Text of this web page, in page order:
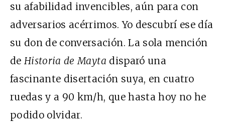
su afabilidad invencibles, aún para con
adversarios acérrimos. Yo descubrí ese día
su don de conversación. La sola mención
deHistoria de Mayta disparó una
fascinante disertación suya, en cuatro
ruedas y a 90 km/h, que hasta hoy no he
podido olvidar.